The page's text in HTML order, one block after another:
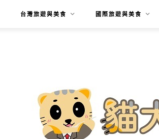
台灣旅遊與美食 國際旅遊與美食